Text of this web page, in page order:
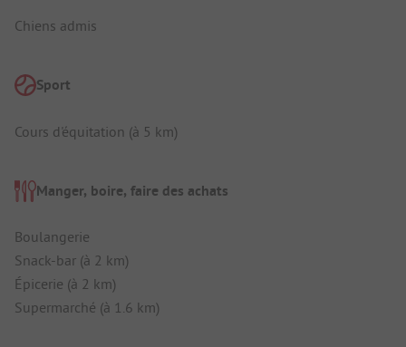
Chiens admis
Sport
Cours d'équitation (à 5 km)
Manger, boire, faire des achats
Boulangerie
Snack-bar (à 2 km)
Épicerie (à 2 km)
Supermarché (à 1.6 km)